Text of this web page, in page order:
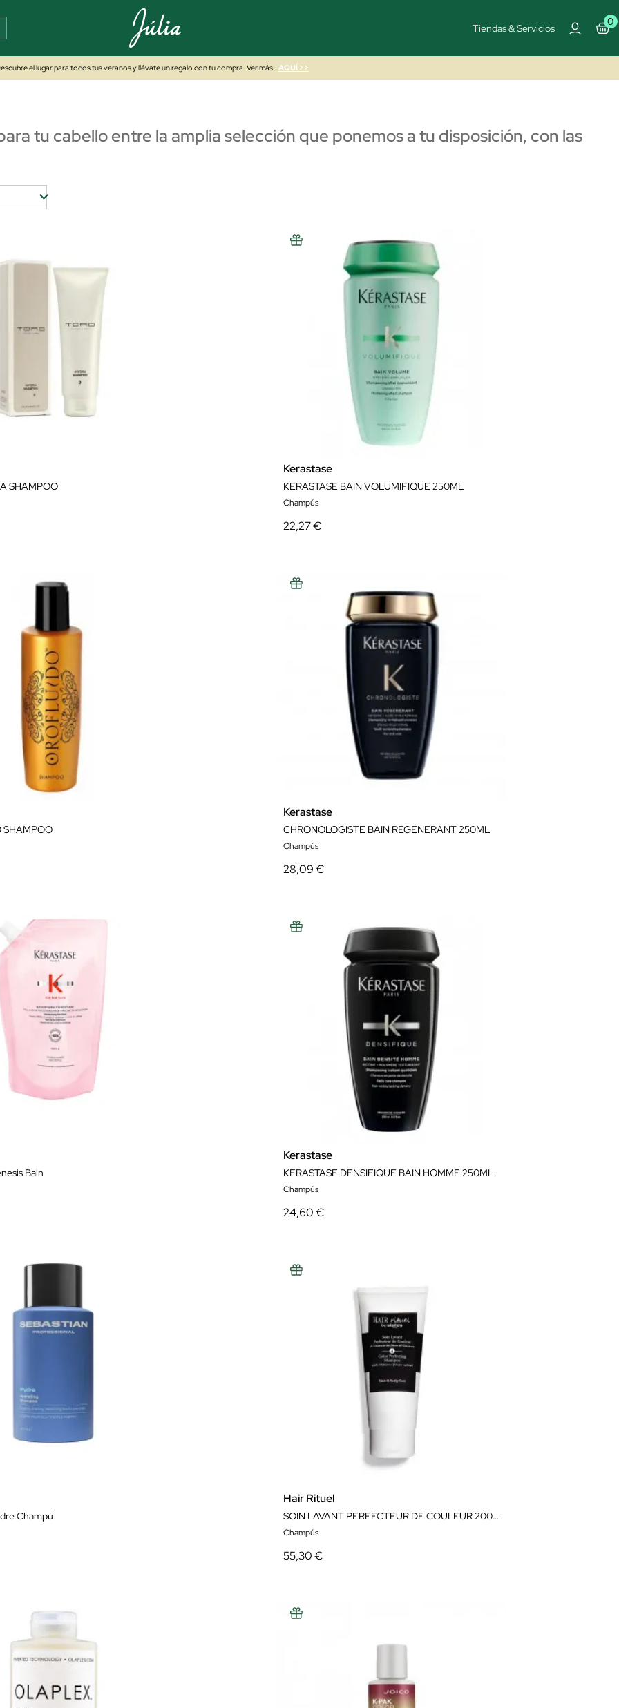
Tiendas & Servicios
0
el lugar para todos tus veranos y llévate un regalo con tu compra. Ver más AQUÍ >>
tu cabello entre la amplia selección que ponemos a tu disposición, con las
SHAMPOO
Kerastase
KERASTASE BAIN VOLUMIFIQUE 250ML
Champús
22,27 €
SHAMPOO
Kerastase
CHRONOLOGISTE BAIN REGENERANT 250ML
Champús
28,09 €
Bain
Kerastase
KERASTASE DENSIFIQUE BAIN HOMME 250ML
Champús
24,60 €
Champú
Hair Rituel
SOIN LAVANT PERFECTEUR DE COULEUR 200ML
Champús
55,30 €